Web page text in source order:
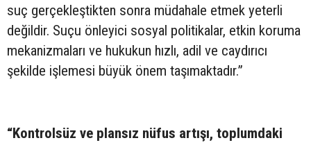
suç gerçekleştikten sonra müdahale etmek yeterli
değildir. Suçu önleyici sosyal politikalar, etkin koruma
mekanizmaları ve hukukun hızlı, adil ve caydırıcı
şekilde işlemesi büyük önem taşımaktadır.”
“Kontrolsüz ve plansız nüfus artışı, toplumdaki